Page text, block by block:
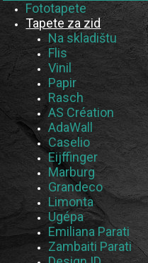
Fototapete
Tapete za zid
Na skladištu
Flis
Vinil
Papir
Rasch
AS Création
AdaWall
Caselio
Eijffinger
Marburg
Grandeco
Limonta
Ugépa
Emiliana Parati
Zambaiti Parati